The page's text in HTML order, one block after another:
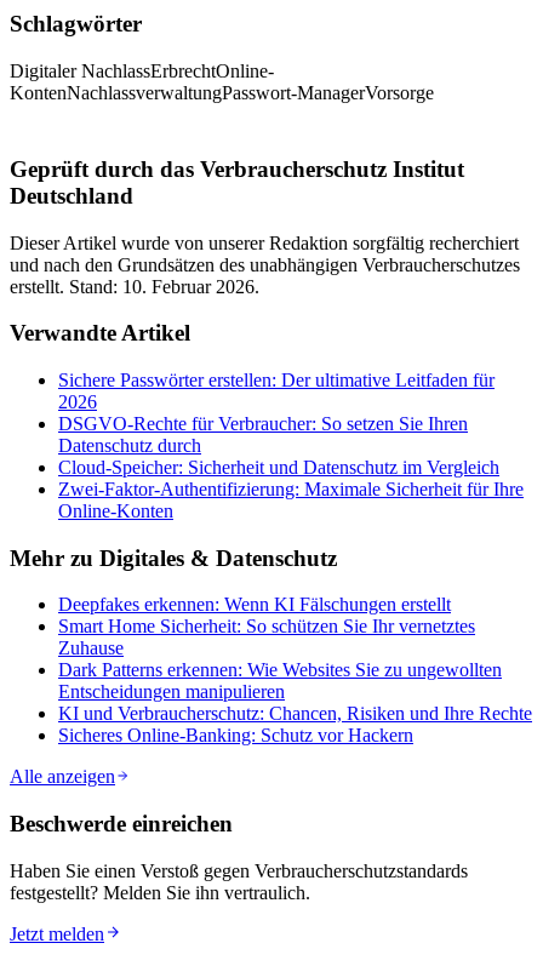
Schlagwörter
Digitaler NachlassErbrechtOnline-
KontenNachlassverwaltungPasswort-ManagerVorsorge
Geprüft durch das Verbraucherschutz Institut
Deutschland
Dieser Artikel wurde von unserer Redaktion sorgfältig recherchiert
und nach den Grundsätzen des unabhängigen Verbraucherschutzes
erstellt. Stand: 10. Februar 2026.
Verwandte Artikel
Sichere Passwörter erstellen: Der ultimative Leitfaden für
2026
DSGVO-Rechte für Verbraucher: So setzen Sie Ihren
Datenschutz durch
Cloud-Speicher: Sicherheit und Datenschutz im Vergleich
Zwei-Faktor-Authentifizierung: Maximale Sicherheit für Ihre
Online-Konten
Mehr zu Digitales & Datenschutz
Deepfakes erkennen: Wenn KI Fälschungen erstellt
Smart Home Sicherheit: So schützen Sie Ihr vernetztes
Zuhause
Dark Patterns erkennen: Wie Websites Sie zu ungewollten
Entscheidungen manipulieren
KI und Verbraucherschutz: Chancen, Risiken und Ihre Rechte
Sicheres Online-Banking: Schutz vor Hackern
Alle anzeigen
Beschwerde einreichen
Haben Sie einen Verstoß gegen Verbraucherschutzstandards
festgestellt? Melden Sie ihn vertraulich.
Jetzt melden